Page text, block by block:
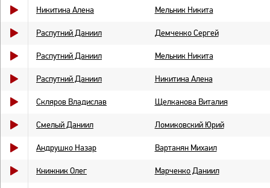
Никитина Алена Мельник Никита
Распутний Даниил Демченко Сергей
Распутний Даниил Мельник Никита
Распутний Даниил Никитина Алена
Скляров Владислав Щелканова Виталия
Смелый Даниил Ломиковский Юрий
Андрушко Назар Вартанян Михаил
Книжник Олег Марченко Даниил